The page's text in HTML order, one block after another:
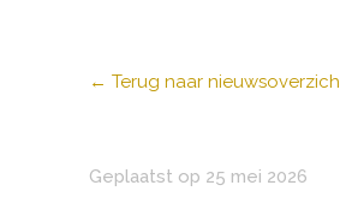
← Terug naar
Geplaatst op 25 mei 2026